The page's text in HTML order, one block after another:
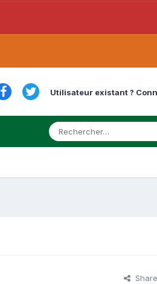
Utilisateur existant ?
Share